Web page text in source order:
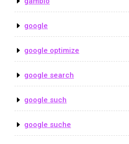
google
google optimize
google search
google such
google suche